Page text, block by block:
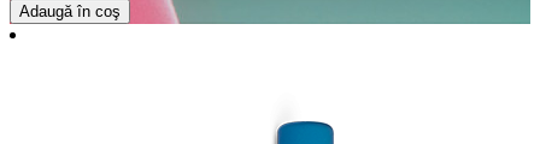
Adaugă în coş